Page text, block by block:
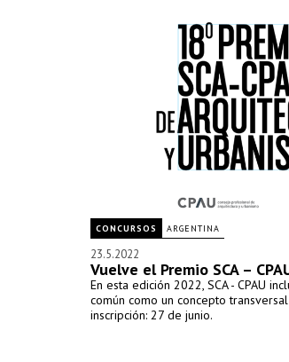
CONCURSOS ARGENTINA
23.5.2022
Vuelve el Premio SCA –
En esta edición 2022, SCA - CPAU
común como un concepto
inscripción: 27 de junio.